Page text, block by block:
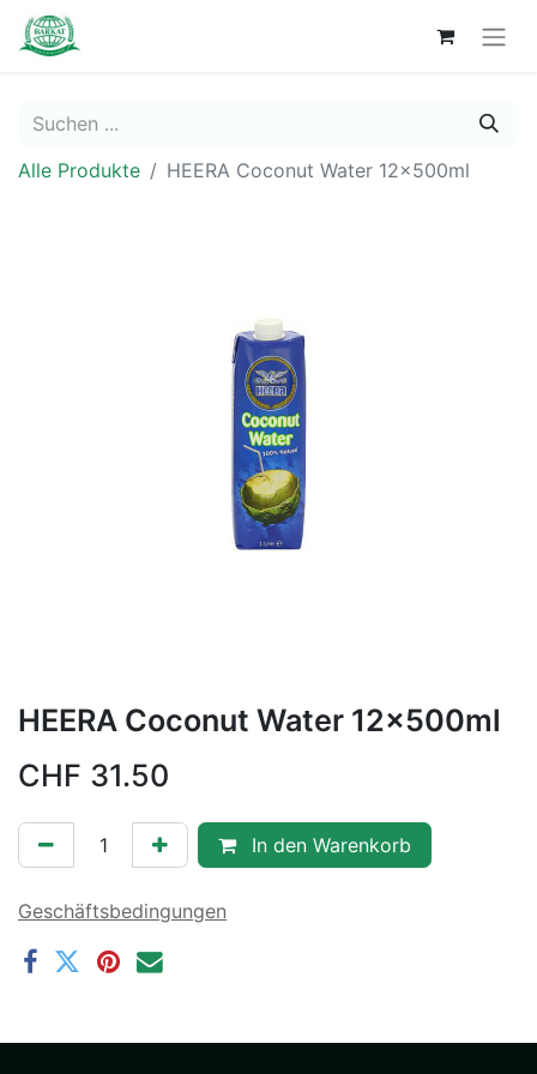
Alle Produkte HEERA Coconut Water 12x500ml
HEERA Coconut Water 12x500ml
CHF 31.50
In den Warenkorb
Geschäftsbedingungen